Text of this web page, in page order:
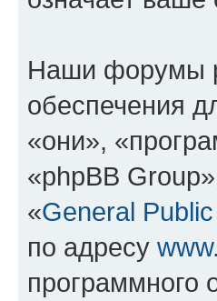
Наши форумы
обеспечения
«они»,
«phpBB
«General
по адресу
программного